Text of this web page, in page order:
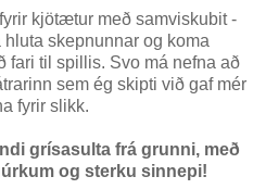
kjötætur með samviskubit -
skepnunnar og koma
fari til spillis. Svo má nefna að
sem ég skipti við gaf mér
fyrir slikk.
grísasulta frá grunni, með
og sterku sinnepi!